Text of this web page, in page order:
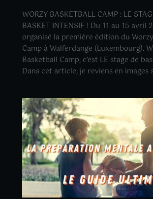
WORZY BASKETBALL CAMP : LE
BASKET INTENSIF ! Du 11 au 15 avril
organisé la première édition du
Camp à Walferdange (Luxembourg).
Basketball Camp, c’est LE stage de
Dans cet article, je reviens en images